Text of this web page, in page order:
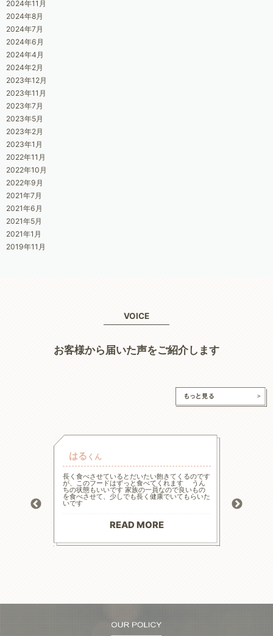
2024年11月
2024年8月
2024年7月
2024年6月
2024年4月
2024年2月
2023年12月
2023年11月
2023年7月
2023年5月
2023年2月
2023年1月
2022年11月
2022年10月
2022年9月
2021年7月
2021年6月
2021年5月
2021年1月
2019年11月
VOICE
お客様から届いた声をご紹介します
はる くん
長く食べさせているとだいたい飽きてくるのです
が、このフードはずっと食べてくれます うん
ちの状態もいいです 家族の一員なので良いもの
を食べさせて、少しでも長く健康でいてもらいた
いです
READ MORE